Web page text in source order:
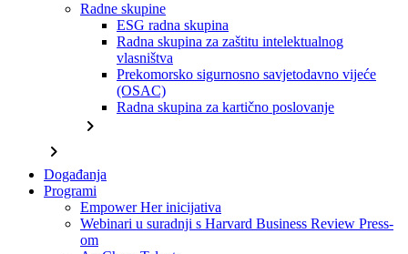
Radne skupine
ESG radna skupina
Radna skupina za zaštitu intelektualnog
vlasništva
Prekomorsko sigurnosno savjetodavno vijeće
(OSAC)
Radna skupina za kartično poslovanje
chevron_right
chevron_right
Događanja
Programi
Empower Her inicijativa
Webinari u suradnji s Harvard Business Review Press-
om